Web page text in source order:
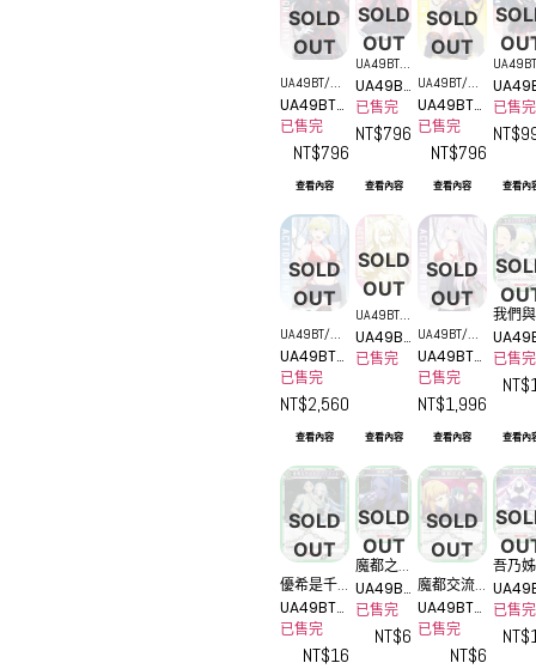
SOLD
OUT
UA49BT/MS
S-1-AP06
UA49BT_
MSS-1-AP
06
已售完
NT$796
查看內容
SOLD
OUT
UA49BT/
MSS-1-AP
05
UA49BT
_MSS-1
-AP05
已售完
NT$796
查看內容
SOLD
OUT
UA49BT/MS
S-1-AP04
UA49BT_
MSS-1-AP
04
已售完
NT$796
查看內容
MSS-1-
03
-AP03
已售完
NT$
查看內
SOLD
OUT
UA49BT/MS
S-1-AP02
UA49BT_
MSS-1-AP
02
已售完
NT$2,560
查看內容
SOLD
OUT
UA49BT/
MSS-1-AP
01 (★)
UA49BT
_MSS-1
已售完
查看內容
SOLD
OUT
UA49BT/MS
S-1-AP01
UA49BT_
MSS-1-AP
01
已售完
NT$1,996
查看內容
我們與
他姊姊
的未來
-081U
已售完
NT$
查看內
SOLD
OUT
優希是千
兆分的帥
哥啊!!
UA49BT_
MSS-1-0
80U
已售完
NT$16
SOLD
OUT
魔都之
桃
UA49BT
_MSS-1
-079C
已售完
NT$6
SOLD
OUT
魔都交流
戰
UA49BT_
MSS-1-0
已售完
NT$6
吾乃姊
也
-077U
已售完
NT$